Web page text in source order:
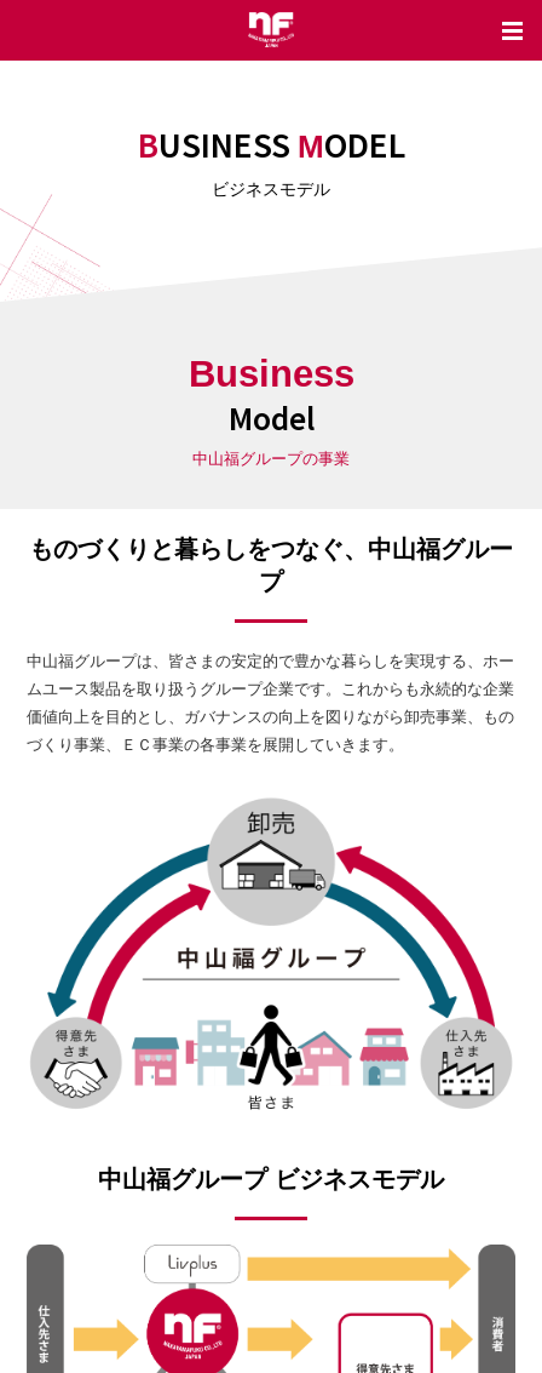
BUSINESS MODEL
ビジネスモデル
Business
Model
中山福グループの事業
ものづくりと暮らしをつなぐ、中山福グルー
プ
中山福グループは、皆さまの安定的で豊かな暮らしを実現する、ホー
ムユース製品を取り扱うグループ企業です。これからも永続的な企業
価値向上を目的とし、ガバナンスの向上を図りながら卸売事業、もの
づくり事業、ＥＣ事業の各事業を展開していきます。
中山福グループ ビジネスモデル